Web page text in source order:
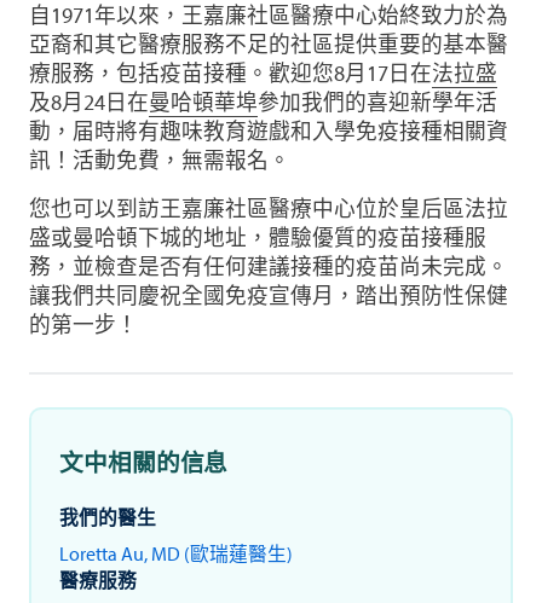
文中相關的信息
我們的醫生
Loretta Au, MD (歐瑞蓮醫生)
醫療服務
自1971年以來，王嘉廉社區醫療中心始終致力於為
亞裔和其它醫療服務不足的社區提供重要的基本醫
療服務，包括疫苗接種。歡迎您8月17日在法拉盛
及8月24日在曼哈頓華埠參加我們的喜迎新學年活
動，届時將有趣味教育遊戲和入學免疫接種相關資
訊！活動免費，無需報名。
您也可以到訪王嘉廉社區醫療中心位於皇后區法拉
盛或曼哈頓下城的地址，體驗優質的疫苗接種服
務，並檢查是否有任何建議接種的疫苗尚未完成。
讓我們共同慶祝全國免疫宣傳月，踏出預防性保健
的第一步！